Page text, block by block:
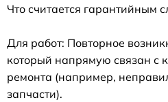
Что считается гарантийным
Для работ: Повторное
который напрямую связан с
ремонта (например,
запчасти).